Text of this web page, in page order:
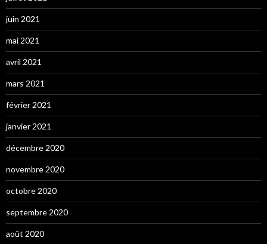
juin 2021
mai 2021
avril 2021
mars 2021
février 2021
janvier 2021
décembre 2020
novembre 2020
octobre 2020
septembre 2020
août 2020